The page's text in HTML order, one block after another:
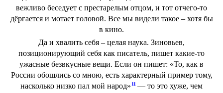
вежливо беседует с престарелым отцом, и тот отчего-то
дёргается и мотает головой. Все мы видели такое – хотя бы
в кино.
Да и хвалить себя – целая наука. Зиновьев,
позиционирующий себя как писатель, пишет какие-то
ужасные безвкусные вещи. Если он пишет: «То, как в
России обошлись со мною, есть характерный пример тому,
насколько низко пал мой народ» 11— то это хуже, чем